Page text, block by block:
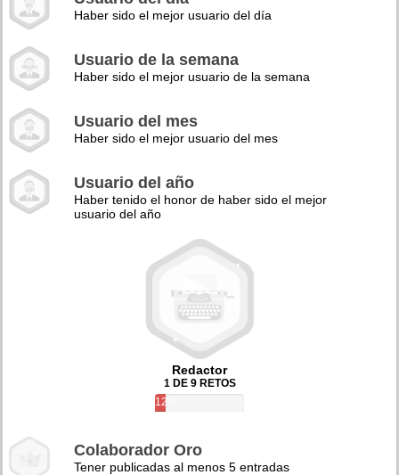
Haber sido el mejor usuario del día
Usuario de la semana
Haber sido el mejor usuario de la semana
Usuario del mes
Haber sido el mejor usuario del mes
Usuario del año
Haber tenido el honor de haber sido el mejor
usuario del año
Redactor
1 DE 9 RETOS
12%
Colaborador Oro
Tener publicadas al menos 5 entradas